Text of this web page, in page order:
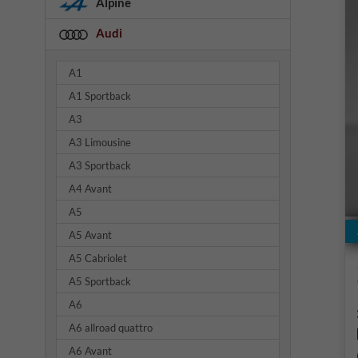
Audi
A1
A1 Sportback
A3
A3 Limousine
A3 Sportback
A4 Avant
A5
A5 Avant
A5 Cabriolet
A5 Sportback
A6
A6 allroad quattro
A6 Avant